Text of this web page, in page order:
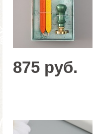
875 руб.